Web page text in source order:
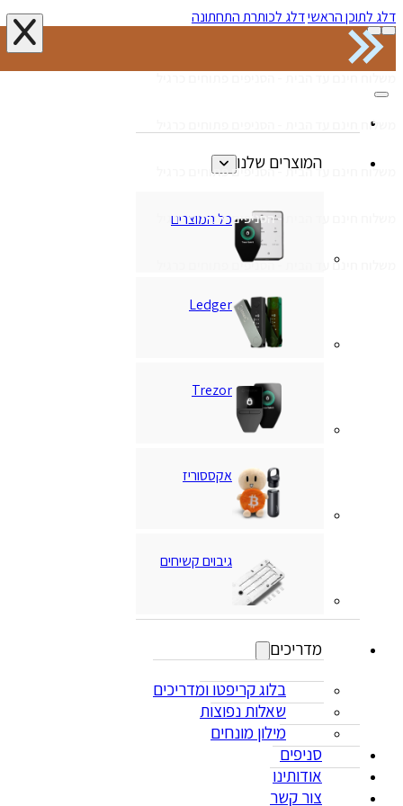
דלג לתוכן הראשידלג לכותרת התחתונה
משלוח חינם עד הבית - הסניפים פתוחים כרגיל
משלוח חינם עד הבית - הסניפים פתוחים כרגיל
משלוח חינם עד הבית - הסניפים פתוחים כרגיל
משלוח חינם עד הבית - הסניפים פתוחים כרגיל
המוצרים שלנו
כל המוצרים
Ledger
Trezor
אקססוריז
גיבוים קשיחים
מדריכים
בלוג קריפטו ומדריכים
שאלות נפוצות
מילון מונחים
סניפים
אודותינו
צור קשר